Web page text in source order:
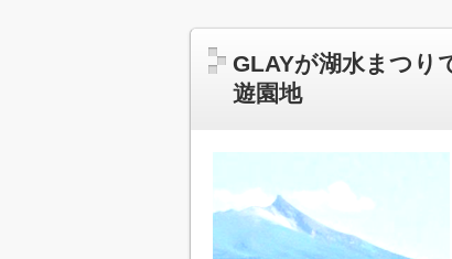
GLAYが湖水まつり
遊園地